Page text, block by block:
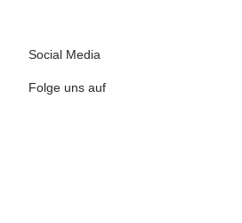
Social Media
Folge uns auf